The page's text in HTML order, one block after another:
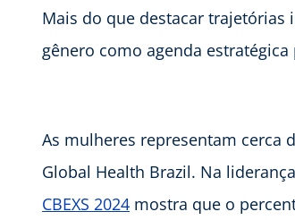
Mais do que destacar
gênero como agenda
As mulheres representam cerca
Global Health Brazil. Na
CBEXS 2024 mostra que o